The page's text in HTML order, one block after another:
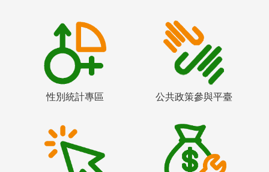
性別統計專區 公共政策參與平臺